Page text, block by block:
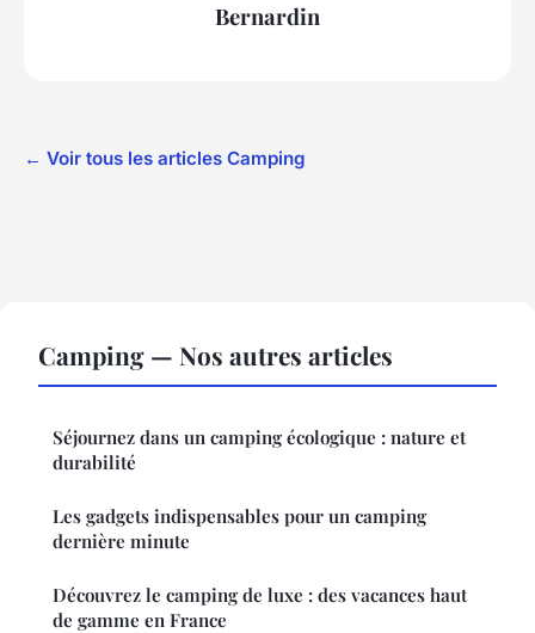
Bernardin
← Voir tous les articles Camping
Camping — Nos autres articles
Séjournez dans un camping écologique : nature et
durabilité
Les gadgets indispensables pour un camping
dernière minute
Découvrez le camping de luxe : des vacances haut
de gamme en France